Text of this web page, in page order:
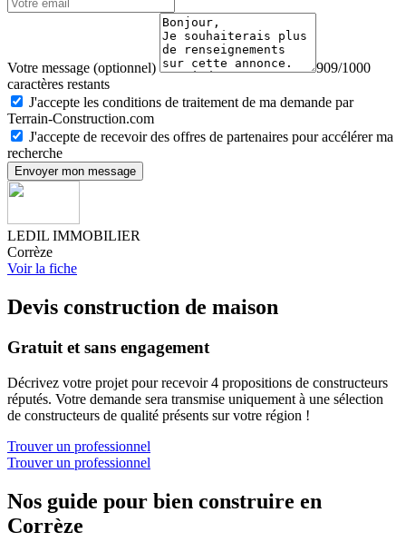
Votre message (optionnel)
909/1000
caractères restants
J'accepte les conditions de traitement de ma demande par
Terrain-Construction.com
J'accepte de recevoir des offres de partenaires pour accélérer ma
recherche
Envoyer mon message
LEDIL IMMOBILIER
Corrèze
Voir la fiche
Devis construction de maison
Gratuit et sans engagement
Décrivez votre projet pour recevoir 4 propositions de constructeurs
réputés. Votre demande sera transmise uniquement à une sélection
de constructeurs de qualité présents sur votre région !
Trouver un professionnel
Trouver un professionnel
Nos guide pour bien construire en
Corrèze